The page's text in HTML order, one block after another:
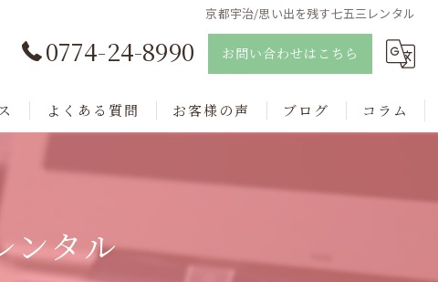
京都宇治/思い出を残す七五三レンタル
0774-24-8990 お問い合わせはこちら
よくある質問 お客様の声 ブログ コラム
ンタル